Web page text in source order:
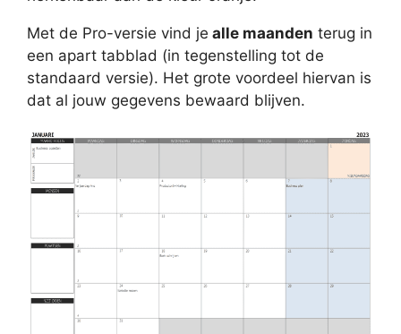
Met de Pro-versie vind je alle maanden terug in
een apart tabblad (in tegenstelling tot de
standaard versie). Het grote voordeel hiervan is
dat al jouw gegevens bewaard blijven.